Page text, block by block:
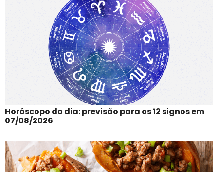
Horóscopo do dia: previsão para os 12 signos em
07/08/2026